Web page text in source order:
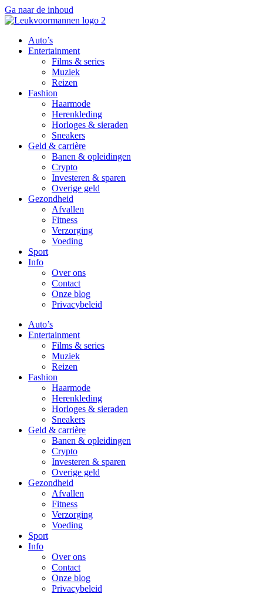
Ga naar de inhoud
Auto’s
Entertainment
Films & series
Muziek
Reizen
Fashion
Haarmode
Herenkleding
Horloges & sieraden
Sneakers
Geld & carrière
Banen & opleidingen
Crypto
Investeren & sparen
Overige geld
Gezondheid
Afvallen
Fitness
Verzorging
Voeding
Sport
Info
Over ons
Contact
Onze blog
Privacybeleid
Auto’s
Entertainment
Films & series
Muziek
Reizen
Fashion
Haarmode
Herenkleding
Horloges & sieraden
Sneakers
Geld & carrière
Banen & opleidingen
Crypto
Investeren & sparen
Overige geld
Gezondheid
Afvallen
Fitness
Verzorging
Voeding
Sport
Info
Over ons
Contact
Onze blog
Privacybeleid